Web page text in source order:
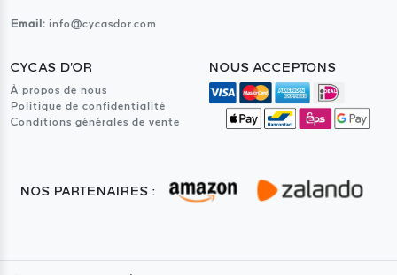
Email: info@cycasdor.com
CYCAS D'OR
À propos de nous
Politique de confidentialité
Conditions générales de vente
NOUS ACCEPTONS
NOS PARTENAIRES :